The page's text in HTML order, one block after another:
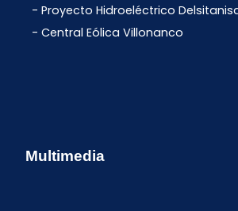
Proyecto Hidroeléctrico
Central Eólica Villonanco
Multimedia